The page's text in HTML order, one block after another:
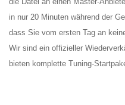
in nur 20 Minuten während der
dass Sie vom ersten Tag an
Wir sind ein offizieller
bieten komplette Tuning-